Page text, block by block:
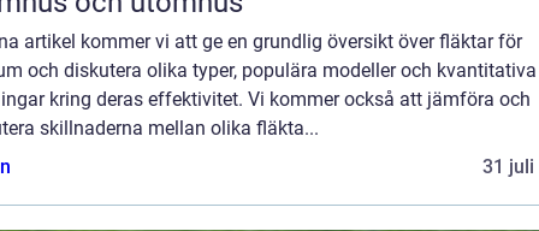
artikel kommer vi att ge en grundlig översikt över fläktar för
och diskutera olika typer, populära modeller och kvantitativa
kring deras effektivitet. Vi kommer också att jämföra och
skillnaderna mellan olika fläkta...
31 juli